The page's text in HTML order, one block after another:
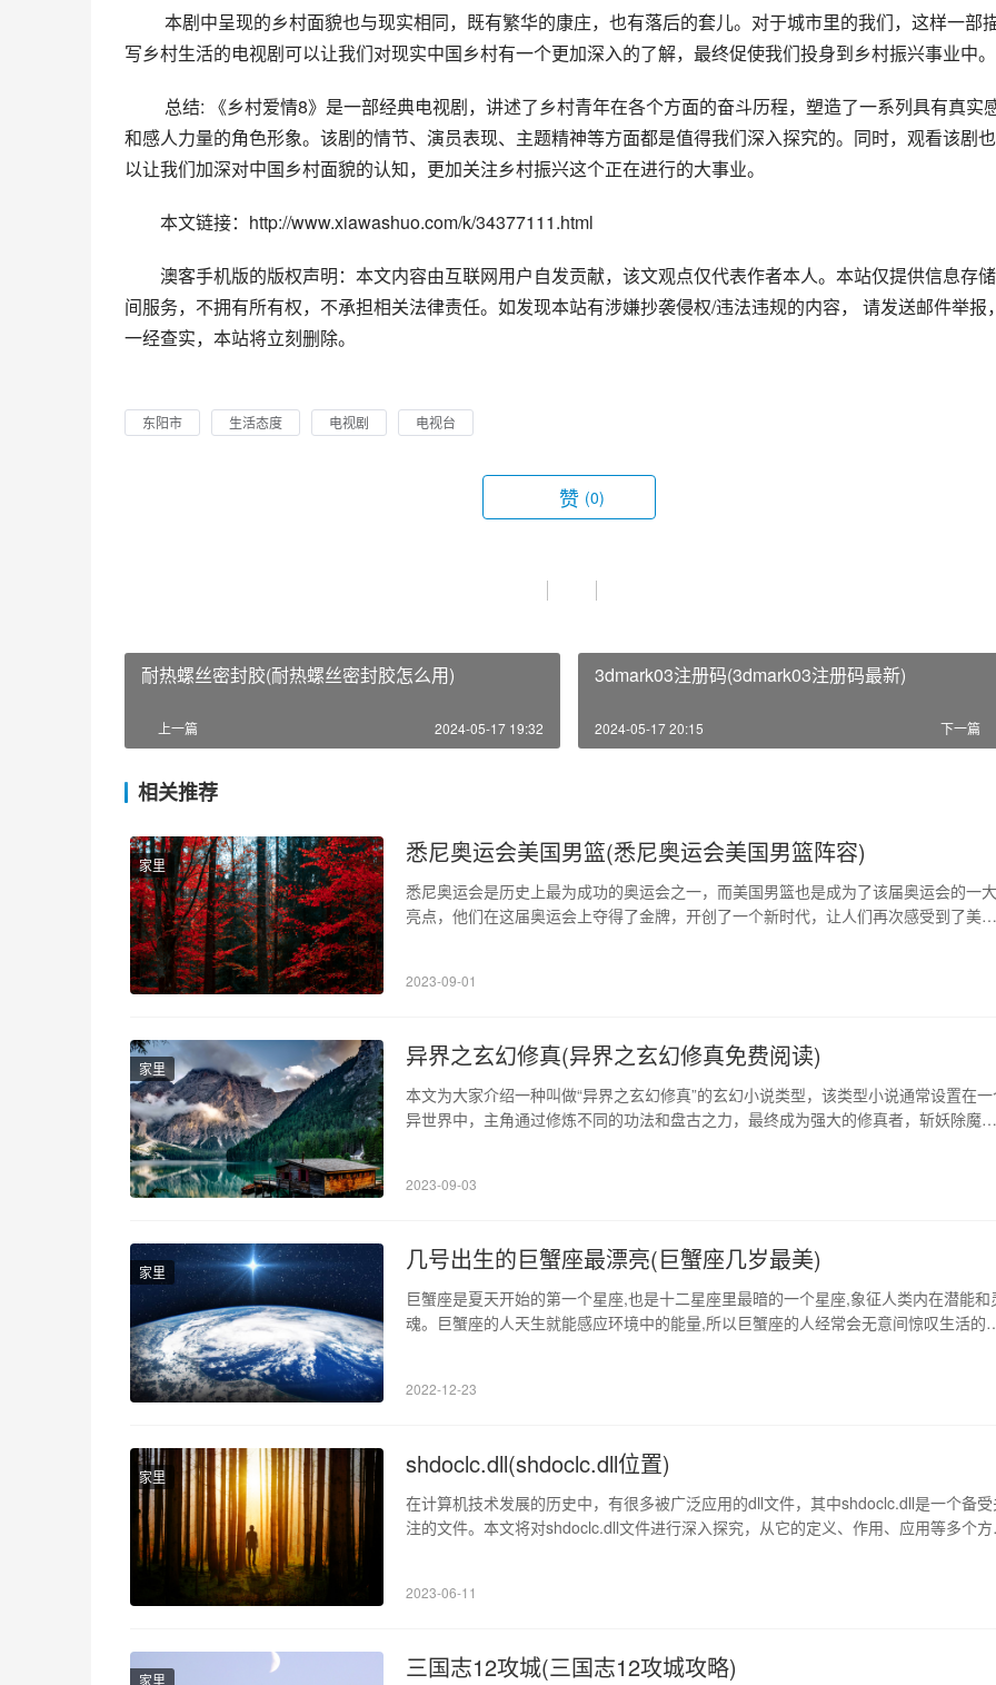
写乡村生活的电视剧可以让我们对现实中国乡村有一个更加深入的了解，最终促使我们投身到乡村振兴事业中。
和感人力量的角色形象。该剧的情节、演员表现、主题精神等方面都是值得我们深入探究的。同时，观看该剧
以让我们加深对中国乡村面貌的认知，更加关注乡村振兴这个正在进行的大事业。
本文链接：http://www.xiawashuo.com/k/34377111.html
澳客手机版的版权声明：本文内容由互联网用户自发贡献，该文观点仅代表作者本人。本站仅提供信息存
间服务，不拥有所有权，不承担相关法律责任。如发现本站有涉嫌抄袭侵权/违法违规的内容， 请发送邮件举报
一经查实，本站将立刻删除。
东阳市 生活态度 电视剧 电视台
赞 (0)
耐热螺丝密封胶(耐热螺丝密封胶怎么用)
上一篇 2024-05-17 19:32
3dmark03注册码(3dmark03注册码最新)
下一篇
2024-05-17 20:15
相关推荐
家里 悉尼奥运会美国男篮(悉尼奥运会美国男篮阵容)
悉尼奥运会是历史上最为成功的奥运会之一，而美国男篮也是成为了该届奥运会的一大
亮点，他们在这届奥运会上夺得了金牌，开创了一个新时代，让人们再次感受到了美国
积了大量的赛事经验。此后几十年里，美国男篮的实力…
2023-09-01
家里 异界之玄幻修真(异界之玄幻修真免费阅读)
本文为大家介绍一种叫做“异界之玄幻修真”的玄幻小说类型，该类型小说通常设置在
异世界中，主角通过修炼不同的功法和盘古之力，最终成为强大的修真者，斩妖除魔，
界之玄幻修真”通常设定在一个充满怪物和魔法的异世…
2023-09-03
家里 几号出生的巨蟹座最漂亮(巨蟹座几岁最美)
巨蟹座是夏天开始的第一个星座,也是十二星座里最暗的一个星座,象征人类内在潜能和
魂。巨蟹座的人天生就能感应环境中的能量,所以巨蟹座的人经常会无意间惊叹生活的
蟹座是黄道宫上的第四个星座。上升星座是一…
2022-12-23
家里 shdoclc.dll(shdoclc.dll位置)
在计算机技术发展的历史中，有很多被广泛应用的dll文件，其中shdoclc.dll是一个备受
注的文件。本文将对shdoclc.dll文件进行深入探究，从它的定义、作用、应用等多个方
2023-06-11
家里 三国志12攻城(三国志12攻城攻略)